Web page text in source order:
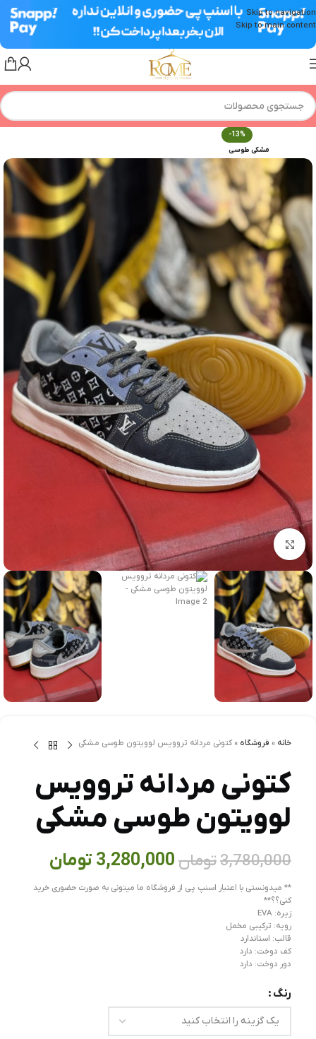
Skip to navigation
Skip to main content
-13%
مشکی طوسی
برای بزرگنمایی کلیک کنید
خانه » فروشگاه » کتونی مردانه تروويس لوويتون طوسی مشکی
کتونی مردانه تروويس
لوويتون طوسی مشکی
3,780,000تومان 3,280,000 تومان
** میدونستی با اعتبار اسنپ پی از فروشگاه ما میتونی به صورت حضوری خرید
کنی؟؟**
زیره: EVA
رویه: ترکیبی مخمل
قالب: استاندارد
کف دوخت: دارد
دور دوخت: دارد
رنگ